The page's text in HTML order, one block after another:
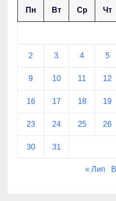
Пн Вт Ср Чт
2 3 4 5
9 10 11 12
16 17 18 19
23 24 25 26
30 31
« Лип